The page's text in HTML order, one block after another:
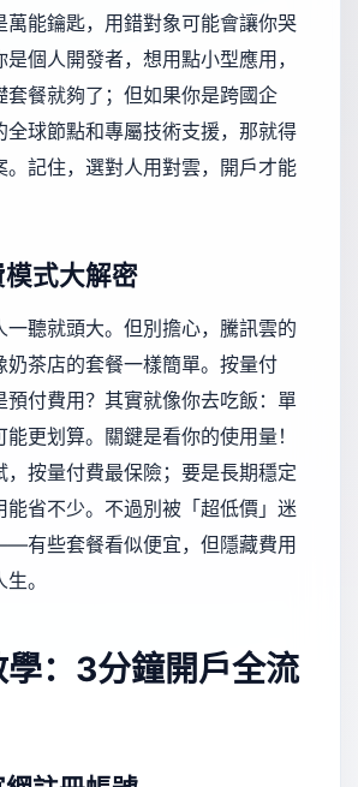
萬能鑰匙，用錯對象可能會讓你哭
個人開發者，想用點小型應用，
套餐就夠了；但如果你是跨國企
全球節點和專屬技術支援，那就得
。記住，選對人用對雲，開戶才能
式大解密
一聽就頭大。但別擔心，騰訊雲的
奶茶店的套餐一樣簡單。按量付
預付費用？其實就像你去吃飯：單
更划算。關鍵是看你的使用量！
，按量付費最保險；要是長期穩定
能省不少。不過別被「超低價」迷
有些套餐看似便宜，但隱藏費用
。
：3分鐘開戶全流